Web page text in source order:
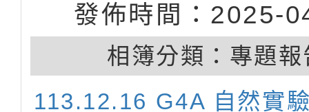
發佈時間：2025-
相簿分類： 專題報
113.12.16 G4A 自然實